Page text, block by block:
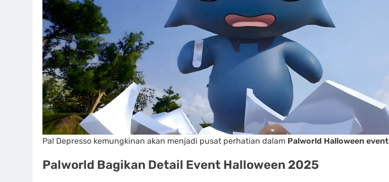
Pal Depresso kemungkinan akan menjadi pusat perhatian dalam Palworld Halloween event
Palworld Bagikan Detail Event Halloween 2025